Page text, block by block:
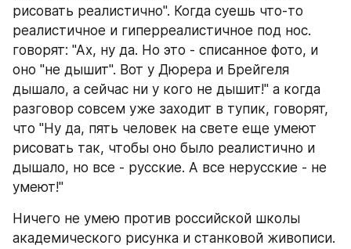
рисовать реалистично". Когда суешь что-то
реалистичное и гиперреалистичное под нос.
говорят: "Ах, ну да. Но это - списанное фото, и
оно "не дышит". Вот у Дюрера и Брейгеля
дышало, а сейчас ни у кого не дышит!" а когда
разговор совсем уже заходит в тупик, говорят,
что "Ну да, пять человек на свете еще умеют
рисовать так, чтобы оно было реалистично и
дышало, но все - русские. А все нерусские - не
умеют!"
Ничего не умею против российской школы
академического рисунка и станковой живописи.